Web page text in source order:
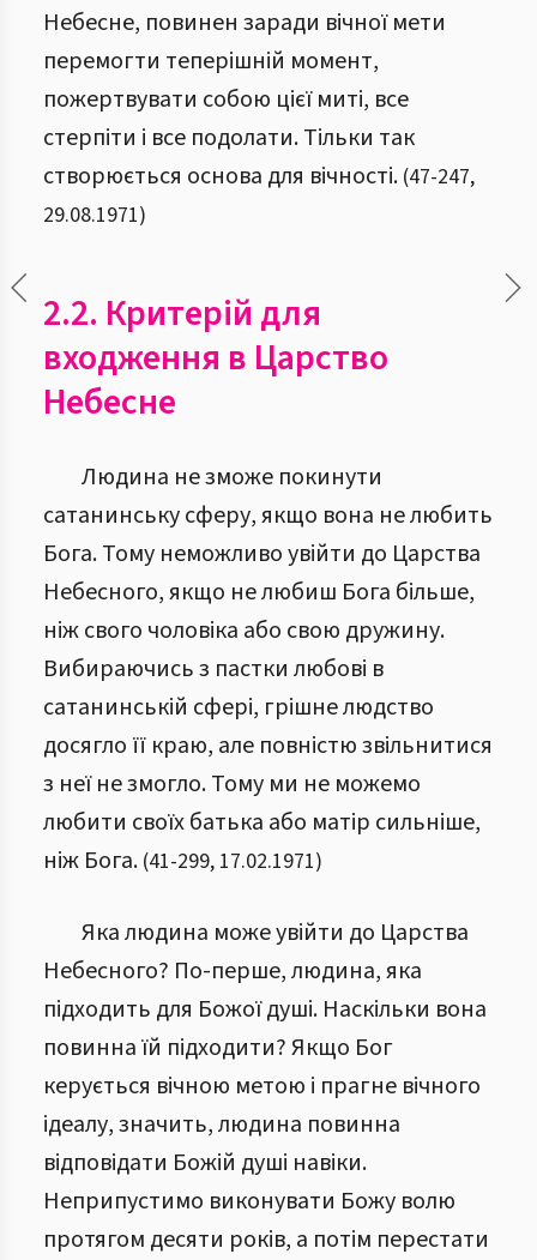
Небесне, повинен заради вічної мети
перемогти теперішній момент,
пожертвувати собою цієї миті, все
стерпіти і все подолати. Тільки так
створюється основа для вічності. (47-247,
29.08.1971)
2.2. Критерій для
входження в Царство
Небесне
Людина не зможе покинути
сатанинську сферу, якщо вона не любить
Бога. Тому неможливо увійти до Царства
Небесного, якщо не любиш Бога більше,
ніж свого чоловіка або свою дружину.
Вибираючись з пастки любові в
сатанинській сфері, грішне людство
досягло її краю, але повністю звільнитися
з неї не змогло. Тому ми не можемо
любити своїх батька або матір сильніше,
ніж Бога. (41-299, 17.02.1971)
Яка людина може увійти до Царства
Небесного? По-перше, людина, яка
підходить для Божої душі. Наскільки вона
повинна їй підходити? Якщо Бог
керується вічною метою і прагне вічного
ідеалу, значить, людина повинна
відповідати Божій душі навіки.
Неприпустимо виконувати Божу волю
протягом десяти років, а потім перестати